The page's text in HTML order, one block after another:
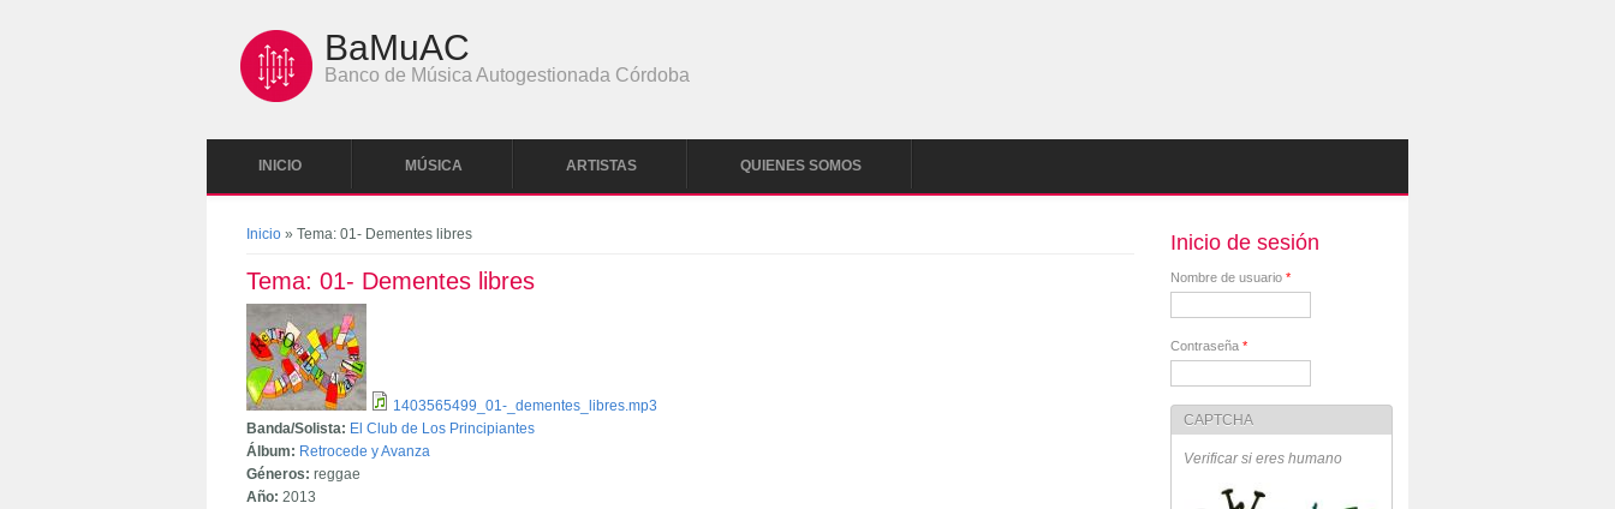
BaMuAC
Banco de Música Autogestionada Córdoba
INICIO MÚSICA ARTISTAS QUIENES SOMOS
Se encuentra usted aquí
Inicio » Tema: 01- Dementes libres
Tema: 01- Dementes libres
1403565499_01-_dementes_libres.mp3
Banda/Solista: El Club de Los Principiantes
Álbum: Retrocede y Avanza
Géneros:reggae
Año:2013
Inicio de sesión
Nombre de usuario *
Contraseña *
CAPTCHA
Verificar si eres humano